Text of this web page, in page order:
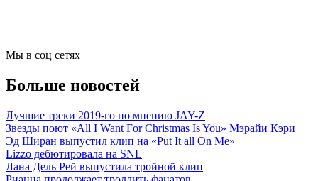
Мы в соц сетях
Больше новостей
Лучшие треки 2019-го по мнению JAY-Z
Звезды поют «All I Want For Christmas Is You» Мэрайи Кэри
Эд Ширан выпустил клип на «Put It all On Me»
Lizzo дебютировала на SNL
Лана Дель Рей выпустила тройной клип